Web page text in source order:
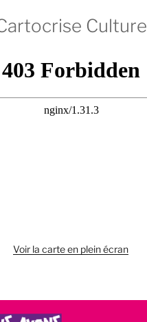
Culture
Voir la carte en plein écran